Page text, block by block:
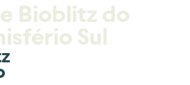
Bioblitz do
Sul